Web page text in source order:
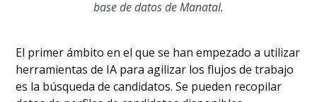
base de datos de Manatal.
El primer ámbito en el que se han empezado a utilizar
herramientas de IA para agilizar los flujos de trabajo
es la búsqueda de candidatos. Se pueden recopilar